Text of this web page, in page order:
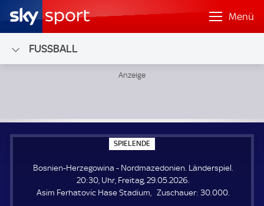
Menü
FUSSBALL
SPIELENDE
P
E
L
E
Bosnien-Herzegowina - Nordmazedonien. Länderspiel.
20:30, Uhr, Freitag, 29.05.2026.
Asim Ferhatovic Hase Stadium
Zuschauer: Z
30.000.